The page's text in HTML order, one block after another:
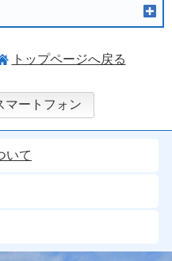
トップページへ戻る
マートフォン
いて